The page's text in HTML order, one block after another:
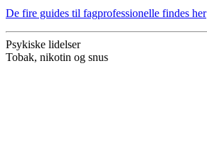
De fire guides til fagprofessionelle findes her
Psykiske lidelser
Tobak, nikotin og snus